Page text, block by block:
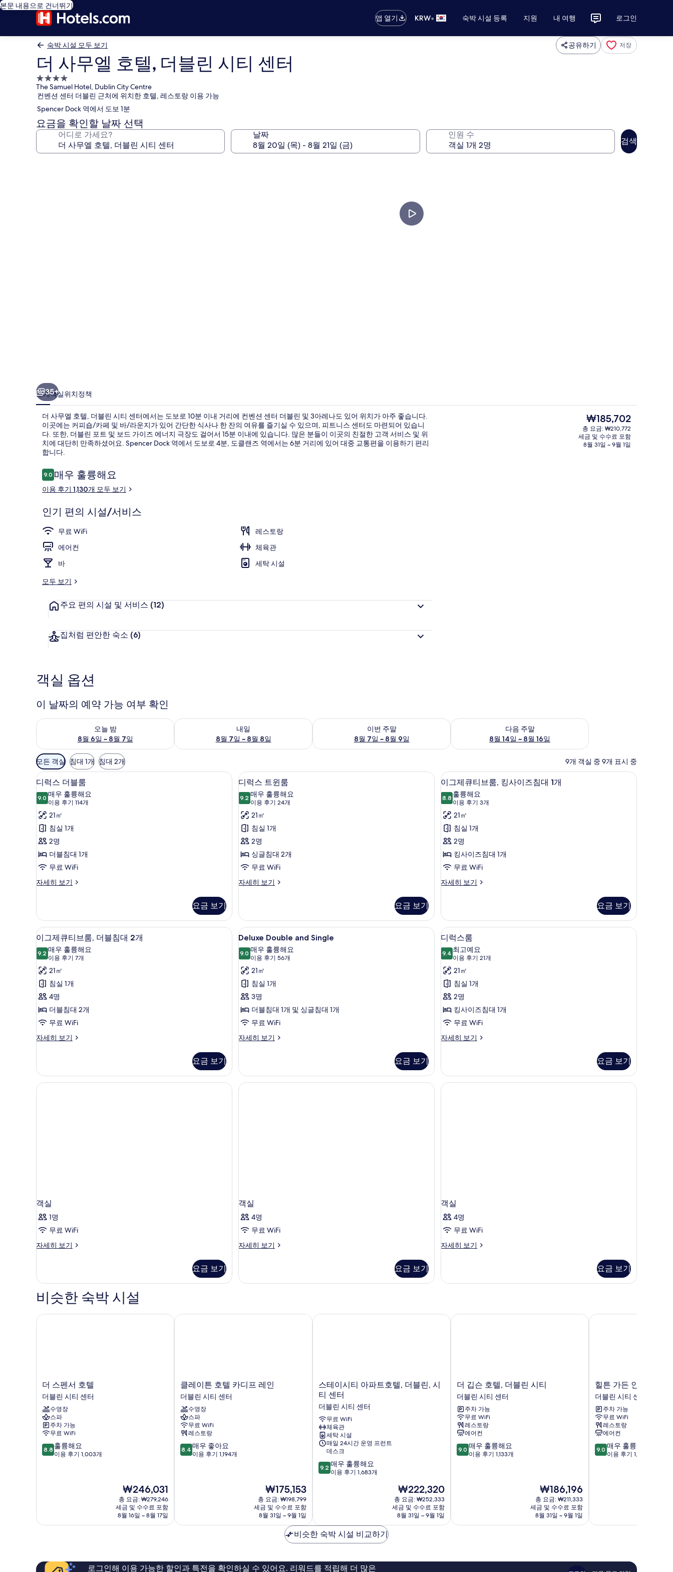
본문 내용으로 건너뛰기
앱 열기
KRW• 숙박 시설 등록 지원 내 여행 로그인
숙박 시설 모두 보기 공유하기 저장
더 사무엘 호텔, 더블린 시티 센터
4.0
성
급
숙
박
시
The Samuel Hotel, Dublin City Centre
컨벤션 센터 더블린 근처에 위치한 호텔, 레스토랑 이용 가능
Spencer Dock 역에서 도보 1분
요금을 확인할 날짜 선택
어디로 가세요? 날짜 인원 수
검색
사
진
갤
러
리
바(숙박 시설 내)
35+
소개객실위치정책
더 사무엘 호텔, 더블린 시티 센터에서는 도보로 10분 이내 거리에 컨벤션 센터 더블린 및 3아레나도 있어 위치가 아주 좋습니다.
이곳에는 커피숍/카페 및 바/라운지가 있어 간단한 식사나 한 잔의 여유를 즐기실 수 있으며, 피트니스 센터도 마련되어 있습니
다. 또한, 더블린 포트 및 보드 가이즈 에너지 극장도 걸어서 15분 이내에 있습니다. 많은 분들이 이곳의 친절한 고객 서비스 및 위
치에 대단히 만족하셨어요. Spencer Dock 역에서 도보로 4분, 도클랜즈 역에서는 6분 거리에 있어 대중 교통편을 이용하기 편리
합니다.
이
용
후
9.010점 만점 중 9.0점.
매우 훌륭해요
이용 후기 1,130개 모두 보기
인기 편의 시설/서비스
무료 WiFi
레스토랑
에어컨
체육관
바
세탁 시설
모두 보기
주요 편의 시설 및 서비스 (12)
집처럼 편안한 숙소 (6)
현
재
가
격
₩185,702
총 요금: ₩210,772
세금 및 수수료 포함
8월 31일 ~ 9월 1일
객실 옵션
이 날짜의 예약 가능 여부 확인
오늘 밤
8월 6일 ~ 8월 7일
오늘 밤 예약 가능 여부 확인, 8월 6일 ~ 8월 7일
내일
8월 7일 ~ 8월 8일
내일 예약 가능 여부 확인, 8월 7일 ~ 8월 8일
이번 주말
8월 7일 ~ 8월 9일
이번 주말 예약 가능 여부 확인, 8월 7일 ~ 8월 9일
다음 주말
8월 14일 ~ 8월 16일
다음 주말 예약 가능 여부 확인, 8월 14일 ~ 8월 16일
객
실
에
사
용
가
능
한
필
터
모든 객실 침대 1개 침대 2개 9개 객실 중 9개 표시 중
디
럭
스
더
블
룸
사
진
모
기
객실 내 금고, 노트북 작업 공간, 방음 설비, 다리미/다리미판
5
디럭스 더블룸
9.09.0점 만점 중 10점
매우 훌륭해요
이용 후기 114개
(이
용
후
기
114
개)
21㎡
침실 1개
2명
더블침대 1개
무료 WiFi
자세히 보기
디
블
룸
자
세
히
기
요금 보기
디
럭
스
트
윈
룸
사
진
모
기
디럭스 트윈룸 | 객실 내 금고, 노트북 작업 공간, 방음 설비, 다리미/다리미판
4
디럭스 트윈룸
9.29.2점 만점 중 10점
매우 훌륭해요
이용 후기 24개
(이
용
후
기
24
개)
21㎡
침실 1개
2명
싱글침대 2개
무료 WiFi
자세히 보기
디
윈
룸
자
히
기
요금 보기
이
그
제
큐
티
브
룸,
킹
사
침
대
1
개
사
진
모
두
보
기
객실 내 금고, 노트북 작업 공간, 방음 설비, 다
4
이그제큐티브룸, 킹사이즈침대 1개
8.88.8점 만점 중 10점
훌륭해요
이용 후기 3개
(이
용
후
기
3
개)
21㎡
침실 1개
2명
킹사이즈침대 1개
무료 WiFi
자세히 보기
이
티
브
룸,
킹
사
즈
침
대
개
세
히
보
요금 보기
이
그
제
큐
티
브
룸,
더
블
2
개
이그제큐티브룸, 더블침대 2개 | 객실 내 금고, 노트북 작업 공간, 방음 설비, 다리미/다리미판
4
이그제큐티브룸, 더블침대 2개
9.29.2점 만점 중 10점
매우 훌륭해요
이용 후기 7개
(이
용
후
기
개)
21㎡
침실 1개
4명
더블침대 2개
무료 WiFi
자세히 보기
이
티
브
룸,
요금 보기
Deluxe
Double
and
Single
사
진
모
두
기
Deluxe Double and Single | 객실 내 금고, 노트북 작업 공간, 방음 설비, 다리미/다리미판
4
Deluxe Double and Single
9.09.0점 만점 중 10점
매우 훌륭해요
이용 후기 56개
(이
용
후
기
56
개)
21㎡
침실 1개
3명
더블침대 1개 및 싱글침대 1개
무료 WiFi
자세히 보기
Deluxe
자
세
히
요금 보기
디
럭
스
룸
사
진
모
두
보
객실 내 금고, 노트북 작업 공간, 방음 설비, 다
5
디럭스룸
9.49.4점 만점 중 10점
최고예요
이용 후기 21개
(이
용
후
기
21
개)
21㎡
침실 1개
2명
킹사이즈침대 1개
무료 WiFi
자세히 보기
디
자
세
히
요금 보기
객실
1명
무료 WiFi
자세히 보기
객
히
기
요금 보기
객실
4명
무료 WiFi
자세히 보기
객
히
요금 보기
객실
4명
무료 WiFi
자세히 보기
객
히
요금 보기
비슷한 숙박 시설
더
스
펜
서
호
텔
더
블
린
더 스펜서 호텔
더블린 시티 센터
수영장
스파
주차 가능
무료 WiFi
10
점
해
후
8.8 훌륭해요
이용 후기 1,003개
현
재
요
금
₩246,031
₩246,031
총 요금: ₩279,246
세금 및 수수료 포함
8월 16일 ~ 8월 17일
더 스펜서 호텔
클
레
이
튼
호
텔
카
디
프
센
클레이튼 호텔 카디프 레인
더블린 시티 센터
수영장
스파
무료 WiFi
레스토랑
10
점
좋
용
8.4 매우 좋아요
이용 후기 1,194개
현
재
요
금
₩175,153
₩175,153
총 요금: ₩198,799
세금 및 수수료 포함
8월 31일 ~ 9월 1일
클레이튼 호텔 카디프 레인
스
테
이
시
티
아
파
트
텔,
더
터
더
블
시
스테이시티 아파트호텔, 더블린, 시
티 센터
더블린 시티 센터
무료 WiFi
체육관
세탁 시설
매일 24시간 운영 프런트
데스크
10
점
매
우
훌
해
9.2 매우 훌륭해요
이용 후기 1,683개
현
재
요
금
₩222,320
₩222,320
총 요금: ₩252,333
세금 및 수수료 포함
8월 31일 ~ 9월 1일
스테이시티 아파트호텔, 더블린, 시티 센터
더
깁
슨
호
텔,
더
블
린
시
터
더 깁슨 호텔, 더블린 시티
더블린 시티 센터
주차 가능
무료 WiFi
레스토랑
에어컨
10
점
훌
이
9.0 매우 훌륭해요
이용 후기 1,133개
현
재
요
금
₩186,196
₩186,196
총 요금: ₩211,333
세금 및 수수료 포함
8월 31일 ~ 9월 1일
더 깁슨 호텔, 더블린 시티
힐
튼
가
든
인
더
블
린
시
티
더블린 시티 센터
주차 가능
무료 WiFi
레스토랑
에어컨
10
점
훌
이
9.0 매우 훌륭해요
이용 후기 1,166개
힐튼 가든 인 더블린 시
비슷한 숙박 시설 비교하기
로그인해 이용 가능한 할인과 특전을 확인하실 수 있어요. 리워드를 적립해 더 많은